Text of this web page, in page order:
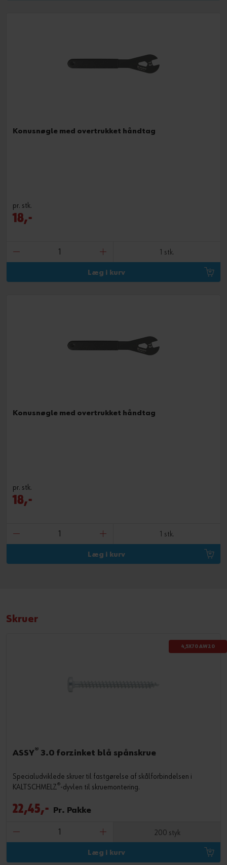
Konusnøgle med overtrukket håndtag
pr. stk.
18,-
1 stk.
Læg i kurv
Konusnøgle med overtrukket håndtag
pr. stk.
18,-
1 stk.
Læg i kurv
Skruer
4,5X70 AW20
ASSY® 3.0 forzinket blå spånskrue
Specialudviklede skruer til fastgørelse af skålforbindelsen i
KALTSCHMELZ®-dyvlen til skruemontering.
22,45,- Pr. Pakke
200 styk
Læg i kurv